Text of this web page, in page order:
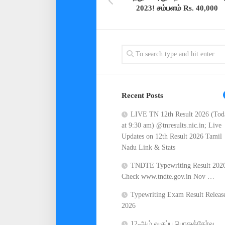
2023! சம்பளம் Rs. 40,000
Recent Posts
LIVE TN 12th Result 2026
at 9:30 am) @tnresults.nic.in; Live
Updates on 12th Result 2026 Tamil
Nadu Link & Stats
TNDTE Typewriting Result
Check www.tndte.gov.in Nov …
Typewriting Exam Result
2026